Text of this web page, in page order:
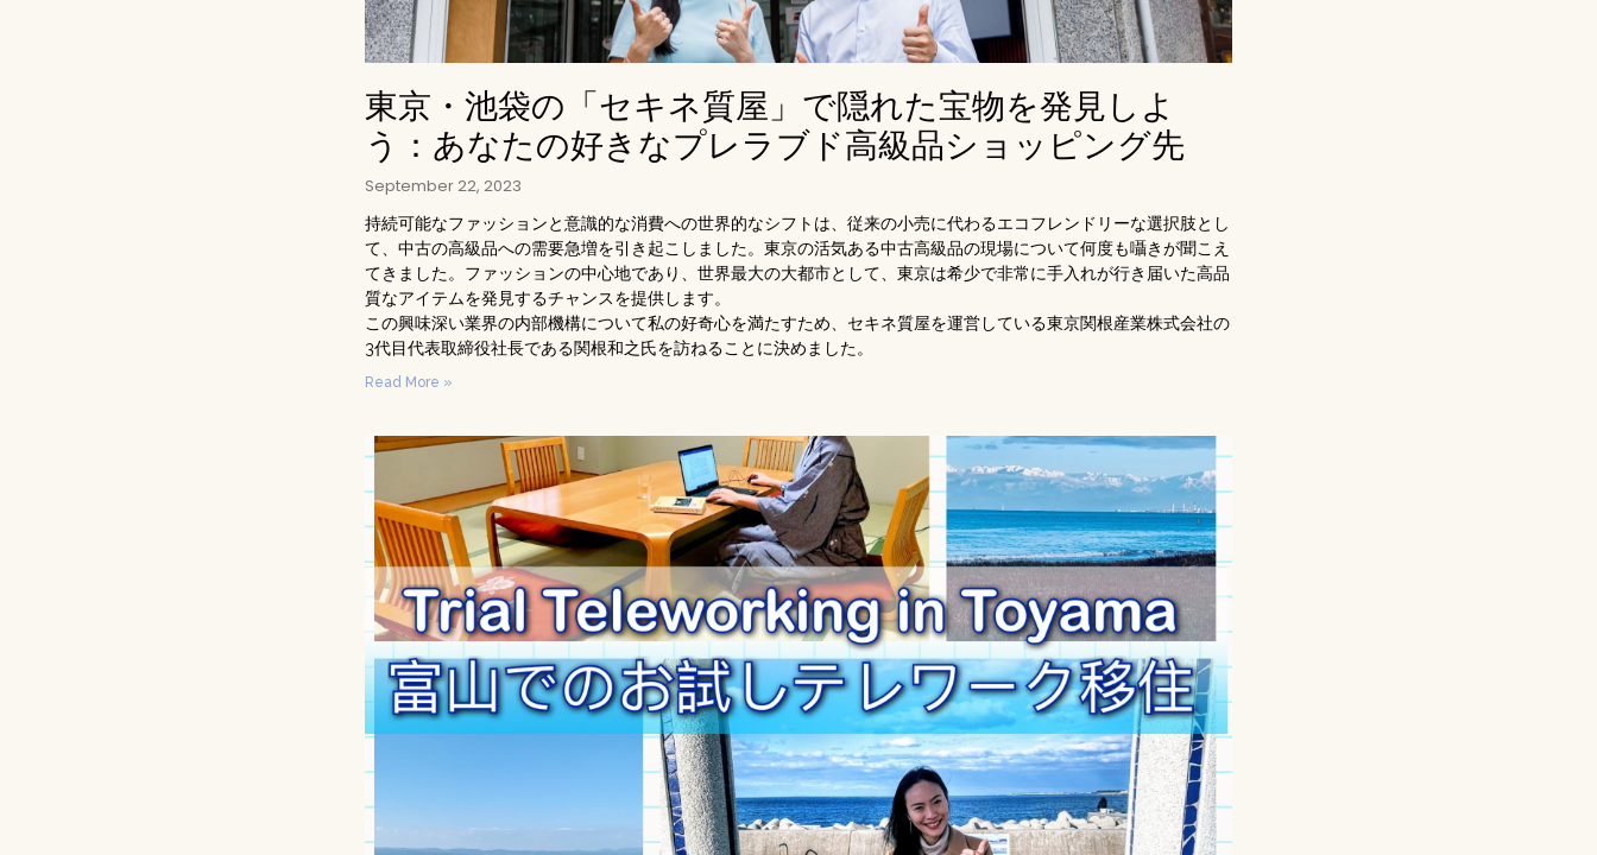
東京・池袋の「セキネ質屋」で隠れた宝物を発見しよ
う：あなたの好きなプレラブド高級品ショッピング先
September 22, 2023
持続可能なファッションと意識的な消費への世界的なシフトは、従来の小売に代わるエコフレンドリーな選択肢とし
て、中古の高級品への需要急増を引き起こしました。東京の活気ある中古高級品の現場について何度も囁きが聞こえ
てきました。ファッションの中心地であり、世界最大の大都市として、東京は希少で非常に手入れが行き届いた高品
質なアイテムを発見するチャンスを提供します。
この興味深い業界の内部機構について私の好奇心を満たすため、セキネ質屋を運営している東京関根産業株式会社の
3代目代表取締役社長である関根和之氏を訪ねることに決めました。
Read More »